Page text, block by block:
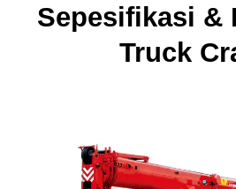
Sepesifikasi &
Truck